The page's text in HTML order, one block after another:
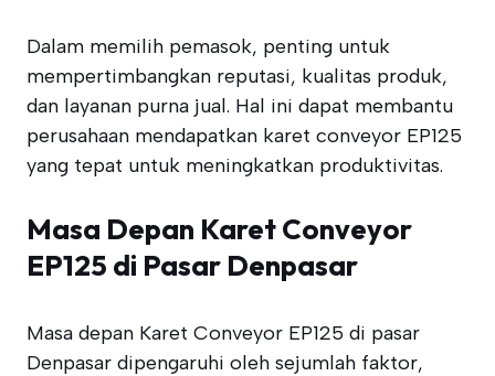
Dalam memilih pemasok, penting untuk
mempertimbangkan reputasi, kualitas produk,
dan layanan purna jual. Hal ini dapat membantu
perusahaan mendapatkan karet conveyor EP125
yang tepat untuk meningkatkan produktivitas.
Masa Depan Karet Conveyor
EP125 di Pasar Denpasar
Masa depan Karet Conveyor EP125 di pasar
Denpasar dipengaruhi oleh sejumlah faktor,